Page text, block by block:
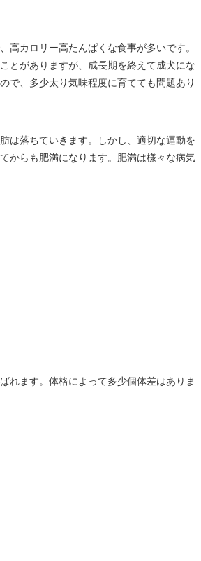
高カロリー高たんぱくな食事が多いです。
とがありますが、成長期を終えて成犬にな
で、多少太り気味程度に育てても問題あり
は落ちていきます。しかし、適切な運動を
からも肥満になります。肥満は様々な病気
れます。体格によって多少個体差はありま